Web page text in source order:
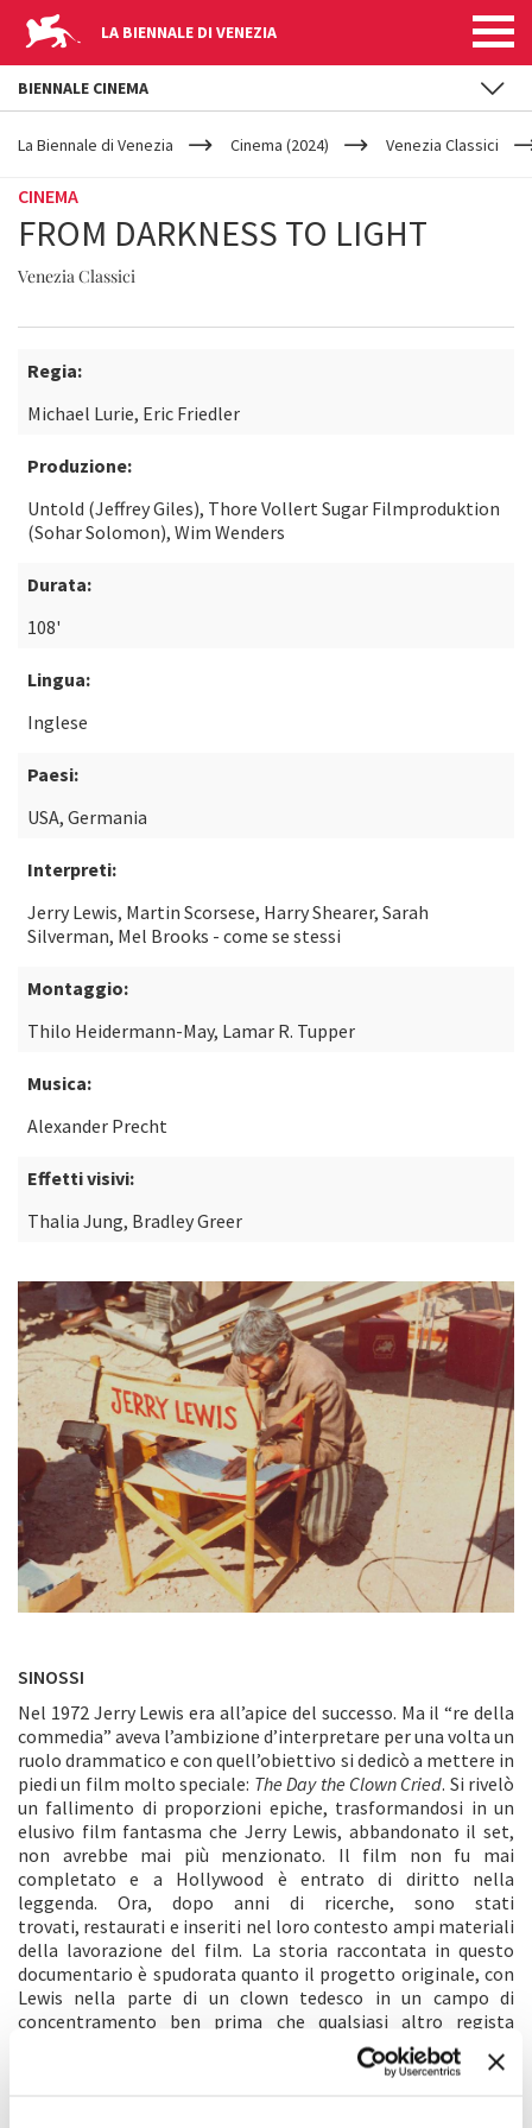
LA BIENNALE DI VENEZIA
YOUR
ARE
La Biennale di Venezia Cinema (2024) Venezia Classici
CINEMA
FROM DARKNESS TO LIGHT
Venezia Classici
Regia:
Michael Lurie, Eric Friedler
Produzione:
Untold (Jeffrey Giles), Thore Vollert Sugar Filmproduktion
(Sohar Solomon), Wim Wenders
Durata:
108'
Lingua:
Inglese
Paesi:
USA, Germania
Interpreti:
Jerry Lewis, Martin Scorsese, Harry Shearer, Sarah
Silverman, Mel Brooks - come se stessi
Montaggio:
Thilo Heidermann-May, Lamar R. Tupper
Musica:
Alexander Precht
Effetti visivi:
Thalia Jung, Bradley Greer
SINOSSI
Nel 1972 Jerry Lewis era all’apice del successo. Ma il “re della
commedia” aveva l’ambizione d’interpretare per una volta un
ruolo drammatico e con quell’obiettivo si dedicò a mettere in
piedi un film molto speciale: The Day the Clown Cried. Si rivelò
un fallimento di proporzioni epiche, trasformandosi in un
elusivo film fantasma che Jerry Lewis, abbandonato il set,
non avrebbe mai più menzionato. Il film non fu mai
completato e a Hollywood è entrato di diritto nella
leggenda. Ora, dopo anni di ricerche, sono stati
trovati, restaurati e inseriti nel loro contesto ampi materiali
della lavorazione del film. La storia raccontata in questo
documentario è spudorata quanto il progetto originale, con
Lewis nella parte di un clown tedesco in un campo di
concentramento ben prima che qualsiasi altro regista
raccontasse l’Olocausto sul grande schermo come
fiction. Con interviste esclusive a membri del cast e della
BIENNALE CINEMA